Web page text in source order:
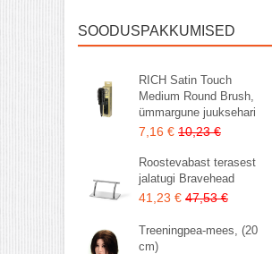
SOODUSPAKKUMISED
RICH Satin Touch
Medium Round Brush,
ümmargune juuksehari
7,16 € 10,23 €
Roostevabast terasest
jalatugi Bravehead
41,23 € 47,53 €
Treeningpea-mees, (20
cm)